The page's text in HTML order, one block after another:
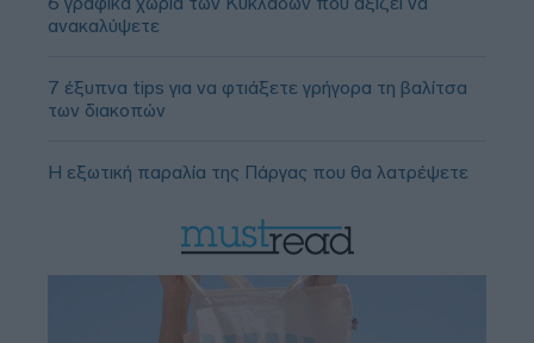
ανακαλύψετε
7 έξυπνα tips για να φτιάξετε γρήγορα τη βαλίτσα
των διακοπών
Η εξωτική παραλία της Πάργας που θα λατρέψετε